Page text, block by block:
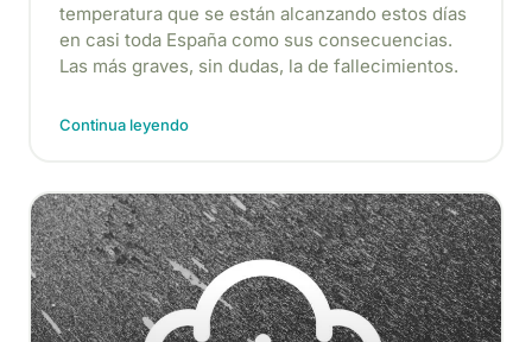
temperatura que se están alcanzando estos días
en casi toda España como sus consecuencias.
Las más graves, sin dudas, la de fallecimientos.
Continua leyendo